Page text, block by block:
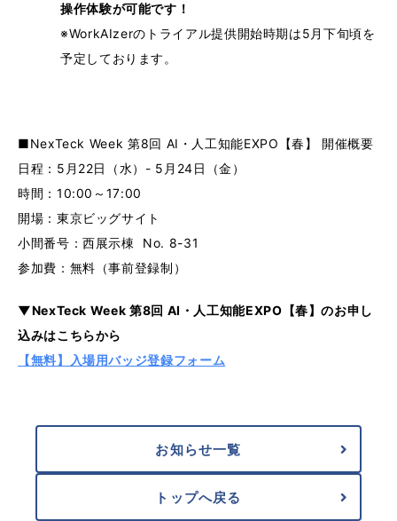
操作体験が可能です！
※WorkAIzerのトライアル提供開始時期は5月下旬頃を
予定しております。
■NexTeck Week 第8回 AI・人工知能EXPO【春】 開催概要
日程：5⽉22⽇（水）- 5⽉24⽇（金）
時間：10:00～17:00
開場：東京ビッグサイト
小間番号：西展示棟 No. 8-31
参加費：無料（事前登録制）
▼NexTeck Week 第8回 AI・人工知能EXPO【春】のお申し
込みはこちらから
【無料】入場用バッジ登録フォーム
お知らせ一覧
トップへ戻る